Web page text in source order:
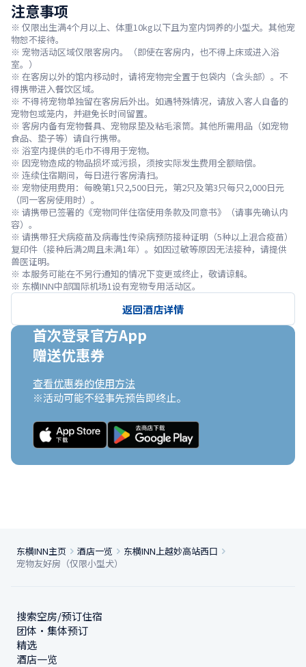
注意事项
※ 仅限出生满4个月以上、体重10kg以下且为室内饲养的小型犬。其他宠
物恕不接待。
※ 宠物活动区域仅限客房内。（即使在客房内，也不得上床或进入浴
室。）
※ 在客房以外的馆内移动时，请将宠物完全置于包袋内（含头部）。不
得携带进入餐饮区域。
※ 不得将宠物单独留在客房后外出。如遇特殊情况，请放入客人自备的
宠物包或笼内，并避免长时间留置。
※ 客房内备有宠物餐具、宠物尿垫及粘毛滚筒。其他所需用品（如宠物
食品、垫子等）请自行携带。
※ 浴室内提供的毛巾不得用于宠物。
※ 因宠物造成的物品损坏或污损，须按实际发生费用全额赔偿。
※ 连续住宿期间，每日进行客房清扫。
※ 宠物使用费用：每晚第1只2,500日元，第2只及第3只每只2,000日元
（同一客房使用时）。
※ 请携带已签署的《宠物同伴住宿使用条款及同意书》（请事先确认内
容）。
※ 请携带狂犬病疫苗及病毒性传染病预防接种证明（5种以上混合疫苗）
复印件（接种后满2周且未满1年）。如因过敏等原因无法接种，请提供
兽医证明。
※ 本服务可能在不另行通知的情况下变更或终止，敬请谅解。
※ 东横INN中部国际机场1设有宠物专用活动区。
返回酒店详情
首次登录官方App
赠送优惠券
查看优惠券的使用方法
※活动可能不经事先预告即终止。
东横INN主页 酒店一览
东横INN上越妙高站西口
宠物友好房（仅限小型犬）
搜索空房/预订住宿
团体・集体预订
精选
酒店一览